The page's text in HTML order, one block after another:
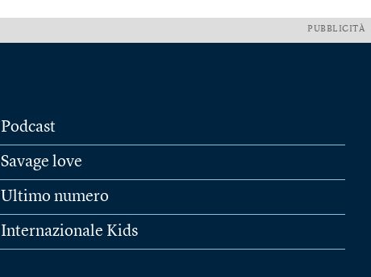
PUBBLICITÀ
Podcast
Savage love
Ultimo numero
Internazionale Kids